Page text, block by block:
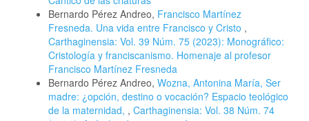
Bernardo Pérez Andreo, Francisco Martínez
Fresneda. Una vida entre Francisco y Cristo ,
Carthaginensia: Vol. 39 Núm. 75 (2023): Monográfico:
Cristología y franciscanismo. Homenaje al profesor
Francisco Martínez Fresneda
Bernardo Pérez Andreo, Wozna, Antonina María, Ser
madre: ¿opción, destino o vocación? Espacio teológico
de la maternidad, , Carthaginensia: Vol. 38 Núm. 74